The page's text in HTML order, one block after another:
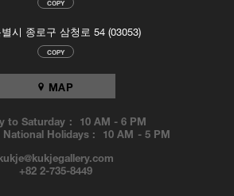
시 종로구 삼청로 54 (03053)
COPY
MAP
to Saturday : 10 AM -6 PM
Holidays : 10 AM -5 PM
+82 2-735-8449